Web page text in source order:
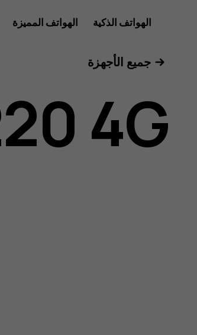
دليل
Nokia
الهواتف الذكية الهواتف المميزة
جميع الأجهزة
4G